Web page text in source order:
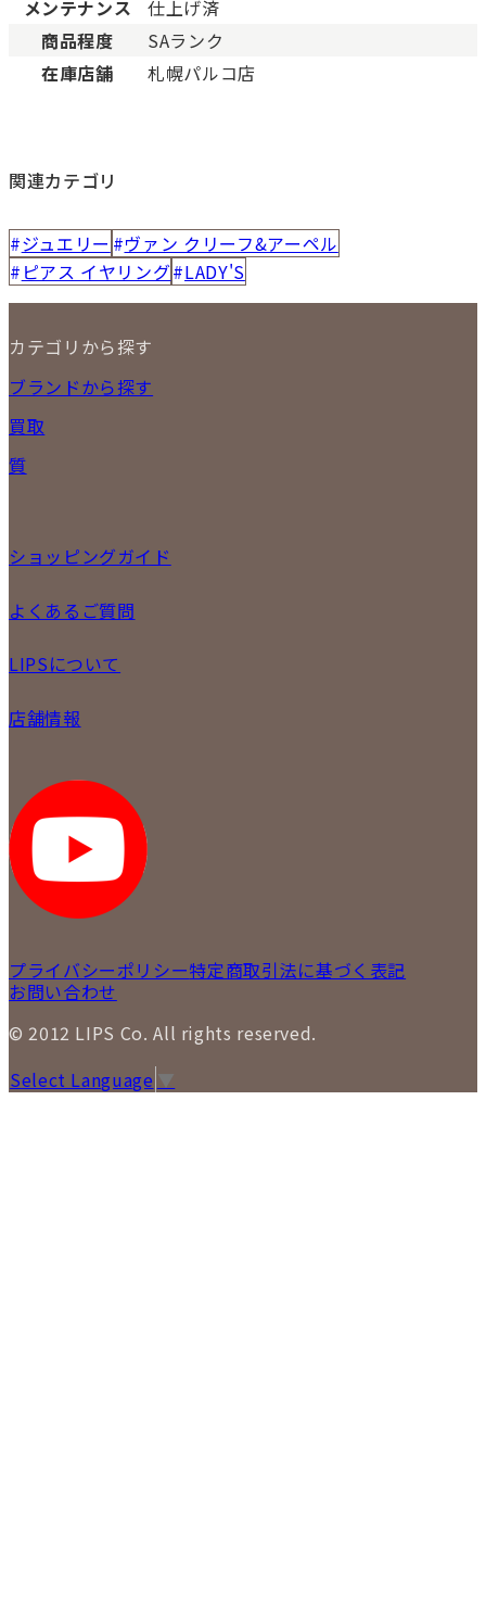
メンテナンス
仕上げ済
商品程度
SAランク
在庫店舗
札幌パルコ店
関連カテゴリ
ジュエリー
ヴァン クリーフ&アーペル
ピアス イヤリング LADY'S
カテゴリから探す
NEW ITEM
時計
小物
ブランドから探す
買取
宅配買取
委託販売
LINE査定
買取実績
質
ショッピングガイド
商品について
お支払いについて
保証について
よくあるご質問
商品について
質について
返品について
LIPSについて
各事業部の紹介
STAFFBLOG
SNS
店舗情報
LIPS 新宿店
LIPS 札幌パルコ店
LIPS 札幌白石店
LIPS 通信販売事業部
プライバシーポリシー特定商取引法に基づく表記
お問い合わせ
© 2012 LIPS Co. All rights reserved.
Select Language ▼